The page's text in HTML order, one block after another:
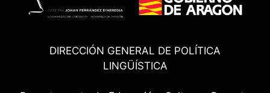
DIRECCIÓN GENERAL DE POLÍTICA
LINGÜÍSTICA